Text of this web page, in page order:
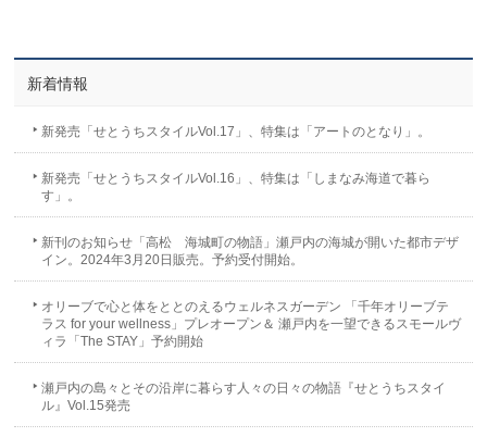
新着情報
新発売「せとうちスタイルVol.17」、特集は「アートのとなり」。
新発売「せとうちスタイルVol.16」、特集は「しまなみ海道で暮ら
す」。
新刊のお知らせ「高松 海城町の物語」瀬戸内の海城が開いた都市デザ
イン。2024年3月20日販売。予約受付開始。
オリーブで心と体をととのえるウェルネスガーデン 「千年オリーブテ
ラス for your wellness」プレオープン＆ 瀬戸内を一望できるスモールヴ
ィラ「The STAY」予約開始
瀬戸内の島々とその沿岸に暮らす人々の日々の物語『せとうちスタイ
ル』Vol.15発売